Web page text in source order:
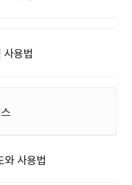
사용법
와 사용법